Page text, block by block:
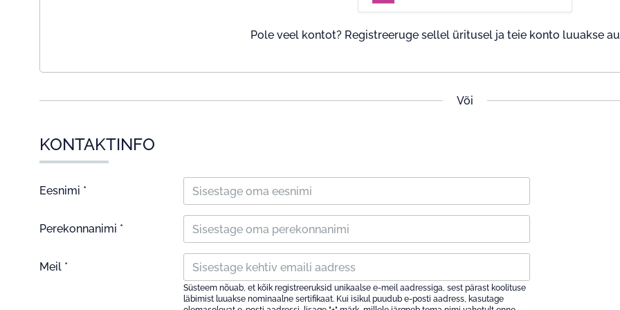
Pole veel kontot? Registreeruge sellel üritusel ja teie konto luuakse
Või
KONTAKTINFO
Eesnimi *
Perekonnanimi *
Meil *
Süsteem nõuab, et kõik registreeruksid unikaalse e-meil aadressiga, sest pärast koolituse
läbimist luuakse nominaalne sertifikaat. Kui isikul puudub e-posti aadress, kasutage